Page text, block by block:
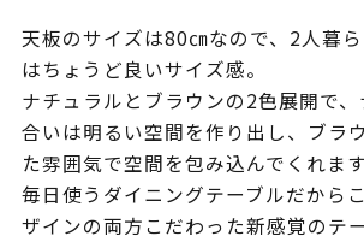
天板のサイズは80㎝なので、2人暮
はちょうど良いサイズ感。
ナチュラルとブラウンの2色展開で
合いは明るい空間を作り出し、ブラ
た雰囲気で空間を包み込んでくれます
毎日使うダイニングテーブルだから
ザインの両方こだわった新感覚のテ